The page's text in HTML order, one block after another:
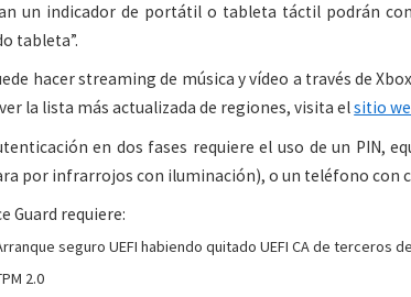
un indicador de portátil o tableta táctil podrán
tableta”.
hacer streaming de música y vídeo a través de
la lista más actualizada de regiones, visita elsitio
en dos fases requiere el uso de un PIN,
por infrarrojos con iluminación), o un teléfono con
Guard requiere:
seguro UEFI habiendo quitado UEFI CA de terceros
2.0